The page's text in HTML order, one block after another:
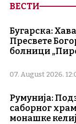
ВЕСТИ
Бугарска:
Пресвете
болници
07. August 2026.
Румунија:
саборног
монашке